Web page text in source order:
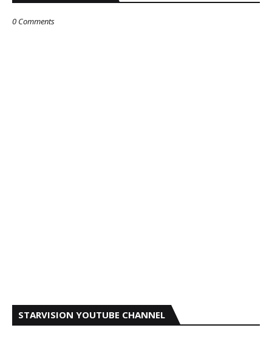
0 Comments
STARVISION YOUTUBE CHANNEL